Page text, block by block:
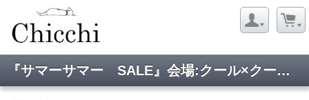
『サマーサマー SALE』会場:クール×クールプラス